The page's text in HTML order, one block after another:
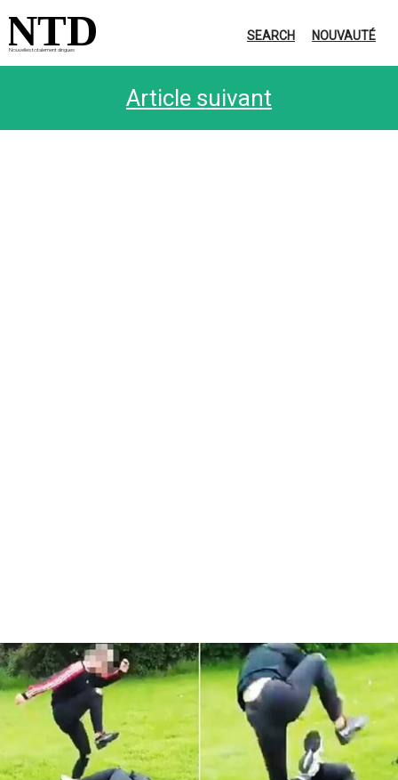
Nouvelles totalement dingues
NTD SEARCH NOUVAUTÉ
Article suivant